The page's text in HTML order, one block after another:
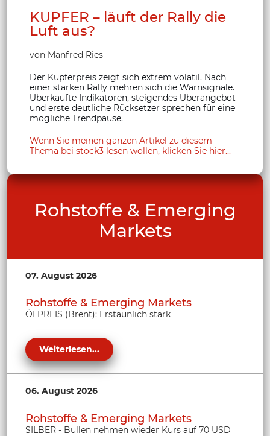
KUPFER – läuft der Rally die
Luft aus?
von Manfred Ries
Der Kupferpreis zeigt sich extrem volatil. Nach
einer starken Rally mehren sich die Warnsignale.
Überkaufte Indikatoren, steigendes Überangebot
und erste deutliche Rücksetzer sprechen für eine
mögliche Trendpause.
Wenn Sie meinen ganzen Artikel zu diesem
Thema bei stock3 lesen wollen, klicken Sie hier...
Rohstoffe & Emerging
Markets
07. August 2026
Rohstoffe & Emerging Markets
ÖLPREIS (Brent): Erstaunlich stark
Weiterlesen...
06. August 2026
Rohstoffe & Emerging Markets
SILBER - Bullen nehmen wieder Kurs auf 70 USD